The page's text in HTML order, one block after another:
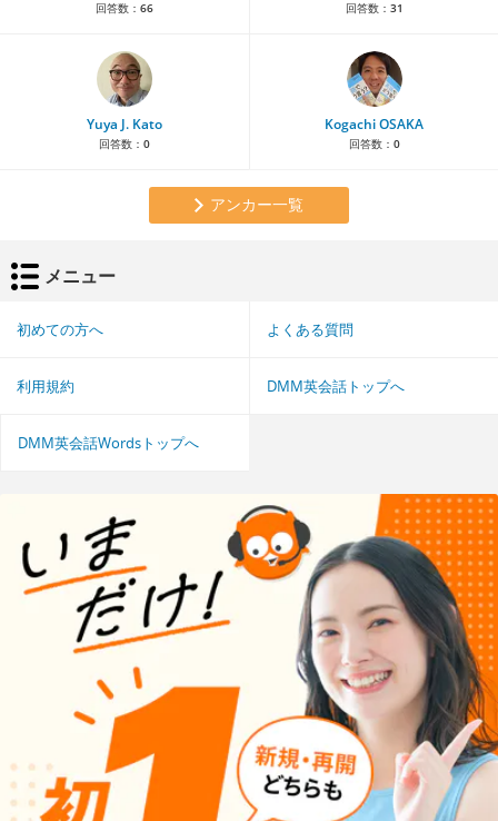
回答数： 66 回答数： 31
Yuya J. Kato
回答数： 0
Kogachi OSAKA
回答数： 0
アンカー一覧
メニュー
初めての方へ よくある質問
利用規約 DMM英会話トップへ
DMM英会話Wordsトップへ